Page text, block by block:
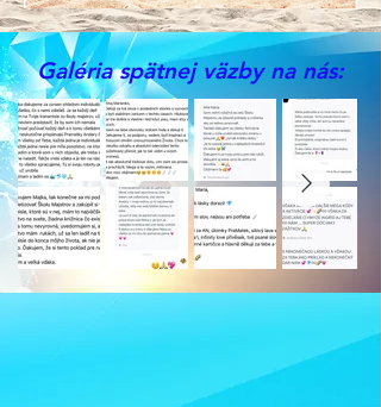
Galéria spätnej väzby na nás: